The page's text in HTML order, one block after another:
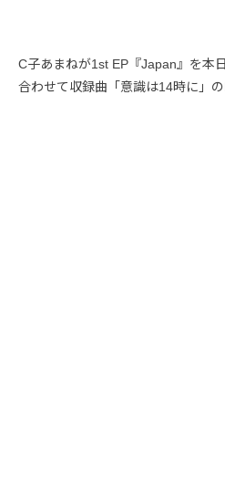
C子あまねが1st EP『Japan』を本
合わせて収録曲「意識は14時に」の